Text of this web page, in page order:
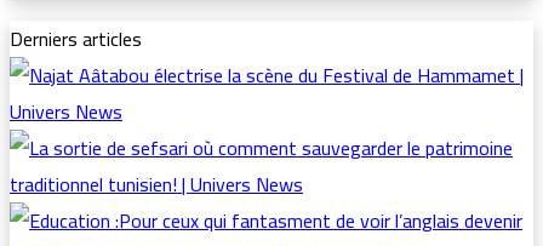
Derniers articles